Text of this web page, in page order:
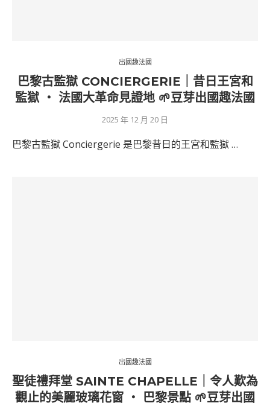
出國趣法國
巴黎古監獄 CONCIERGERIE｜昔日王宮和
監獄 ‧ 法國大革命見證地 🌱豆芽出國趣法國
2025 年 12 月 20 日
巴黎古監獄 Conciergerie 是巴黎昔日的王宮和監獄 …
出國趣法國
聖徒禮拜堂 SAINTE CHAPELLE｜令人歎為
觀止的美麗玻璃花窗 ‧ 巴黎景點 🌱豆芽出國